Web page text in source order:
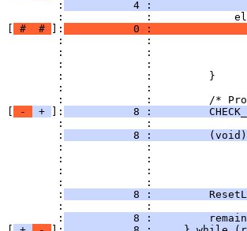
:
4 :
:             :
# # ]:
0 :
:             :
:             :
:             :
:             :         }
:             :
:             :         /*
- + ]:
8 :
:             :
:
8 :
:             :
:             :
:             :
:             :
:
8 :
:             :
:
8 :